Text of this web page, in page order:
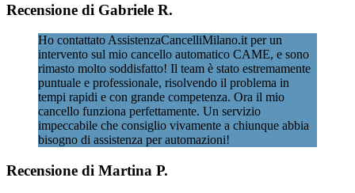
Recensione di Gabriele R.
Ho contattato AssistenzaCancelliMilano.it per un
intervento sul mio cancello automatico CAME, e sono
rimasto molto soddisfatto! Il team è stato estremamente
puntuale e professionale, risolvendo il problema in
tempi rapidi e con grande competenza. Ora il mio
cancello funziona perfettamente. Un servizio
impeccabile che consiglio vivamente a chiunque abbia
bisogno di assistenza per automazioni!
Recensione di Martina P.